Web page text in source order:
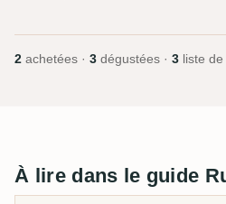
2 achetées · 3 dégustées · 3 liste de
À lire dans le guide